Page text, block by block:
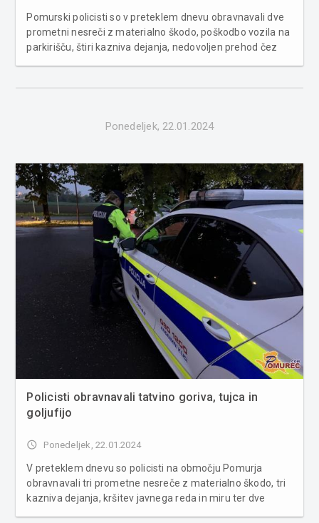
Pomurski policisti so v preteklem dnevu obravnavali dve
prometni nesreči z materialno škodo, poškodbo vozila na
parkirišču, štiri kazniva dejanja, nedovoljen prehod čez
Ponedeljek, 22.01.2024
Policisti obravnavali tatvino goriva, tujca in
goljufijo
access_time Ponedeljek, 22.01.2024
V preteklem dnevu so policisti na območju Pomurja
obravnavali tri prometne nesreče z materialno škodo, tri
kazniva dejanja, kršitev javnega reda in miru ter dve